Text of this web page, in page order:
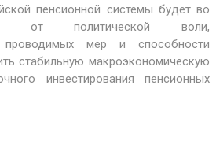
пенсионной системы будет во
от политической воли,
проводимых мер и способности
стабильную макроэкономическую
инвестирования пенсионных